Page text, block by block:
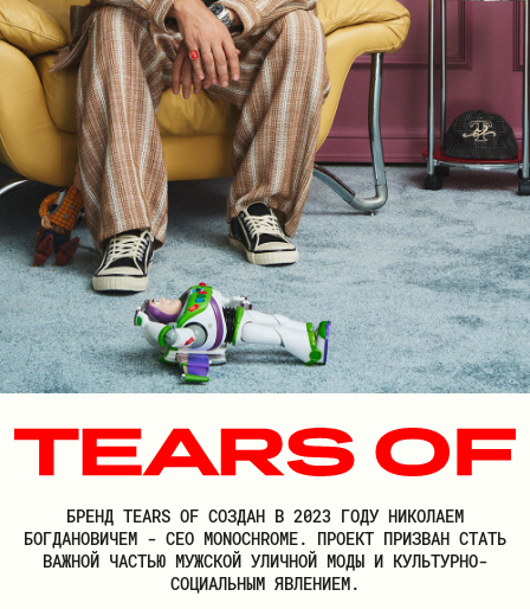
АНТОН ЛАПЕНКО СЕРГЕЙ БУРУНОВ
ПОКУПАТЕЛЮ
О БРЕНДЕ
ДОСТАВКА И ОПЛАТА
РЕКВИЗИТЫ
КОНТАКТЫ
ОБМЕН И ВОЗВРАТ
ДОКУМЕНТЫ
ЛИЧНЫЙ КАБИНЕТ
ВОЙТИ
ЗАРЕГИСТРИРОВАТЬСЯ
БРЕНД TEARS OF СОЗДАН В 2023 ГОДУ НИКОЛАЕМ
БОГДАНОВИЧЕМ - CEO MONOCHROME. ПРОЕКТ ПРИЗВАН СТАТЬ
ВАЖНОЙ ЧАСТЬЮ МУЖСКОЙ УЛИЧНОЙ МОДЫ И КУЛЬТУРНО-
СОЦИАЛЬНЫМ ЯВЛЕНИЕМ.